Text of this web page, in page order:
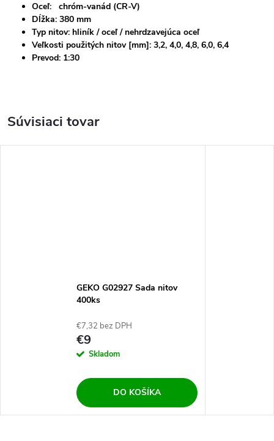
Oceľ: chróm-vanád (CR-V)
Dĺžka: 380 mm
Typ nitov: hliník / oceľ / nehrdzavejúca oceľ
Veľkosti použitých nitov [mm]: 3,2, 4,0, 4,8, 6,0, 6,4
Prevod: 1:30
Súvisiaci tovar
GEKO G02927 Sada nitov
400ks
€7,32 bez DPH
€9
Skladom
DO KOŠÍKA